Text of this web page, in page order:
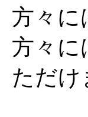
方々に
方々に
ただけ